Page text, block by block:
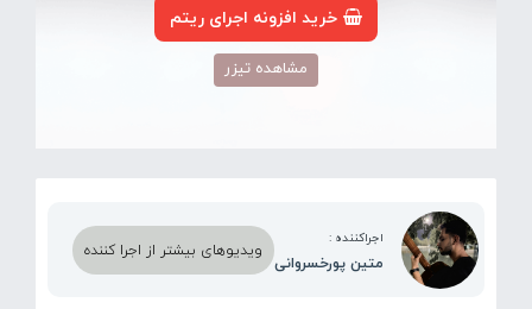
خرید افزونه اجرای ریتم
مشاهده تیزر
اجراکننده :
متین پورخسروانی
ویدیوهای بیشتر از اجرا کننده